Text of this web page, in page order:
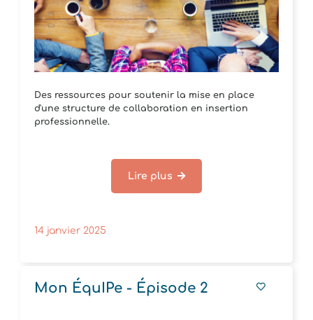
Des ressources pour soutenir la mise en place
d'une structure de collaboration en insertion
professionnelle.
Lire plus
14 janvier 2025
Mon ÉquIPe - Épisode 2